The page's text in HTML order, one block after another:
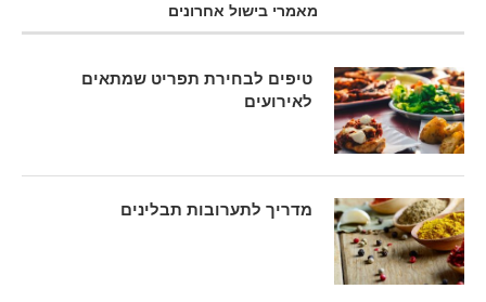
מאמרי בישול אחרונים
טיפים לבחירת תפריט שמתאים
לאירועים
מדריך לתערובות תבלינים